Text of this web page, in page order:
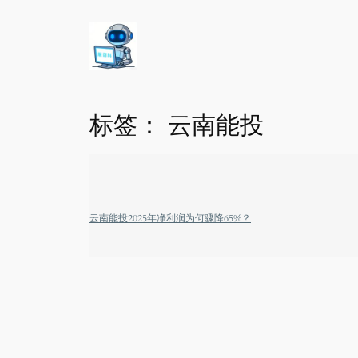
标签： 云南能投
云南能投2025年净利润为何骤降65%？